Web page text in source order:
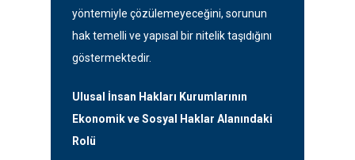
yöntemiyle çözülemeyeceğini, sorunun
hak temelli ve yapısal bir nitelik taşıdığını
göstermektedir.
Ulusal İnsan Hakları Kurumlarının
Ekonomik ve Sosyal Haklar Alanındaki
Rolü